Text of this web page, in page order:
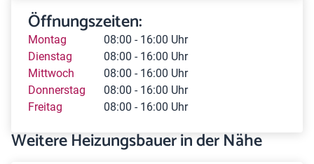
Öffnungszeiten:
Montag
08:00 - 16:00 Uhr
Dienstag
08:00 - 16:00 Uhr
Mittwoch
08:00 - 16:00 Uhr
Donnerstag
08:00 - 16:00 Uhr
Freitag
08:00 - 16:00 Uhr
Weitere Heizungsbauer in der Nähe